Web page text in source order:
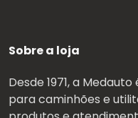
Sobre a loja
Desde 1971, a
para caminhões e